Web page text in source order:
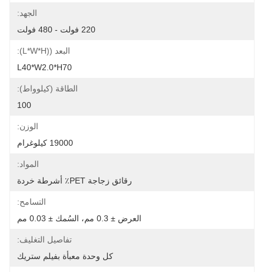
الجهد:
220 فولت - 480 فولت
البعد ((L*W*H):
L40*W2.0*H70
الطاقة (كيلوواط):
100
الوزن:
19000 كيلوغرام
المواد:
رقائق زجاجة PET٪ أشرطة خردة
التسامح:
العرض ± 0.3 مم، السُمك ± 0.03 مم
تفاصيل التغليف:
كل وحدة معبأة بفيلم ستريك